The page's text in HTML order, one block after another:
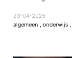
23-04-2025
algemeen
onderwijs